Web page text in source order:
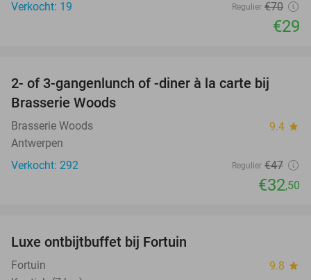
Verkocht: 19 Regulier €70
€29
31%
2- of 3-gangenlunch of -diner à la carte bij
Brasserie Woods
Brasserie Woods 9.4 star
Antwerpen
Verkocht: 292
Regulier €47
€32,50
Luxe ontbijtbuffet bij Fortuin
Fortuin 9.8 star